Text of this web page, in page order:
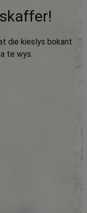
die kieslys bokant
te wys.